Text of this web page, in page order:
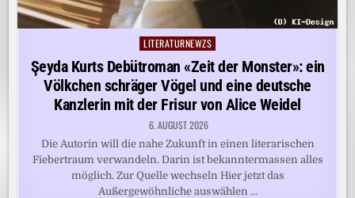
Posted
LITERATURNEWZS
Şeyda Kurts Debütroman «Zeit der Monster»: ein
Völkchen schräger Vögel und eine deutsche
Kanzlerin mit der Frisur von Alice Weidel
6. AUGUST 2026
Die Autorin will die nahe Zukunft in einen literarischen
Fiebertraum verwandeln. Darin ist bekanntermassen alles
möglich. Zur Quelle wechseln Hier jetzt das
Außergewöhnliche auswählen …